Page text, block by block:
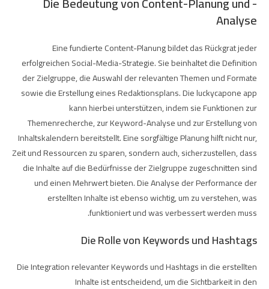
Analyse
Eine fundierte Content-Planung bildet das Rückgrat jeder
erfolgreichen Social-Media-Strategie. Sie beinhaltet die Definition
der Zielgruppe, die Auswahl der relevanten Themen und Formate
sowie die Erstellung eines Redaktionsplans. Dieluckycapone app
kann hierbei unterstützen, indem sie Funktionen zur
Themenrecherche, zur Keyword-Analyse und zur Erstellung von
Inhaltskalendern bereitstellt. Eine sorgfältige Planung hilft nicht nur,
Zeit und Ressourcen zu sparen, sondern auch, sicherzustellen, dass
die Inhalte auf die Bedürfnisse der Zielgruppe zugeschnitten sind
und einen Mehrwert bieten. Die Analyse der Performance der
erstellten Inhalte ist ebenso wichtig, um zu verstehen, was
funktioniert und was verbessert werden muss.
Die Rolle von Keywords und Hashtags
Die Integration relevanter Keywords und Hashtags in die erstellten
Inhalte ist entscheidend, um die Sichtbarkeit in den